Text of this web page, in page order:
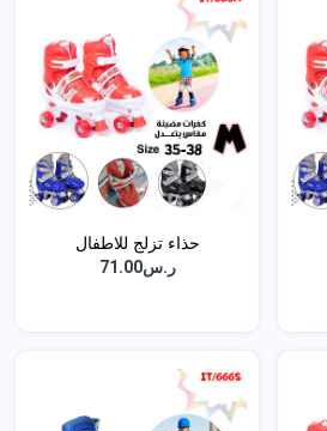
حذاء تزلج للاطفال
ر.س71.00